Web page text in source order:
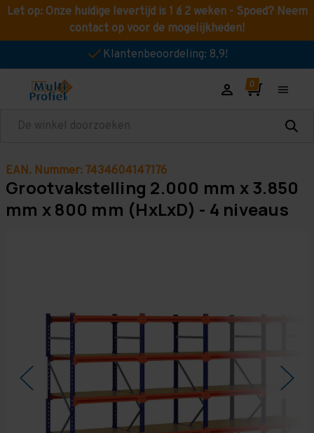
Let op: Onze huidige levertijd is 1 á 2 weken - Spoed? Neem
contact op voor de mogelijkheden!
Klantenbeoordeling: 8,9!
Zoeken
EAN. Nummer: 7434604147176
Grootvakstelling 2.000 mm x 3.850
mm x 800 mm (HxLxD) - 4 niveaus